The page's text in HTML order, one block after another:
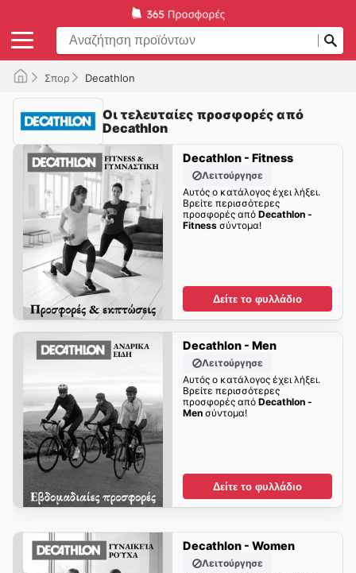
Σπορ Decathlon
Οι τελευταίες προσφορές από
Decathlon
Decathlon - Fitness
Λειτούργησε
Αυτός ο κατάλογος έχει λήξει.
Βρείτε περισσότερες
προσφορές από Decathlon -
Fitnessσύντομα!
Δείτε το φυλλάδιο
Decathlon - Men
Λειτούργησε
Αυτός ο κατάλογος έχει λήξει.
Βρείτε περισσότερες
προσφορές από Decathlon -
Menσύντομα!
Δείτε το φυλλάδιο
Decathlon - Women
Λειτούργησε